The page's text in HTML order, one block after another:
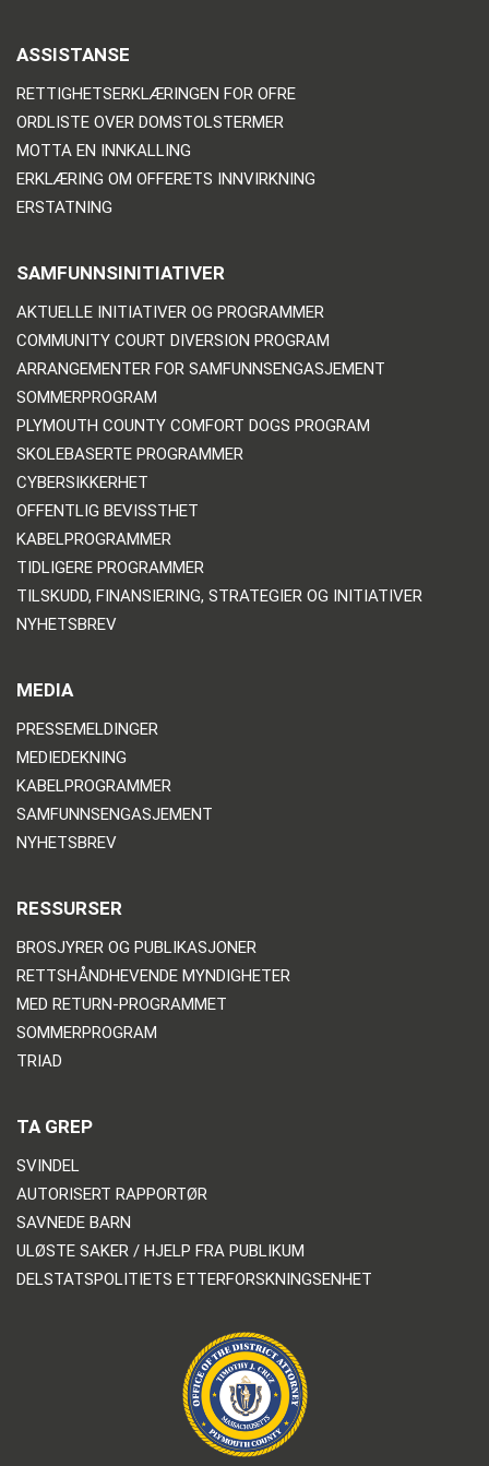
ASSISTANSE
RETTIGHETSERKLÆRINGEN FOR OFRE
ORDLISTE OVER DOMSTOLSTERMER
MOTTA EN INNKALLING
ERKLÆRING OM OFFERETS INNVIRKNING
ERSTATNING
SAMFUNNSINITIATIVER
AKTUELLE INITIATIVER OG PROGRAMMER
COMMUNITY COURT DIVERSION PROGRAM
ARRANGEMENTER FOR SAMFUNNSENGASJEMENT
SOMMERPROGRAM
PLYMOUTH COUNTY COMFORT DOGS PROGRAM
SKOLEBASERTE PROGRAMMER
CYBERSIKKERHET
OFFENTLIG BEVISSTHET
KABELPROGRAMMER
TIDLIGERE PROGRAMMER
TILSKUDD, FINANSIERING, STRATEGIER OG INITIATIVER
NYHETSBREV
MEDIA
PRESSEMELDINGER
MEDIEDEKNING
KABELPROGRAMMER
SAMFUNNSENGASJEMENT
NYHETSBREV
RESSURSER
BROSJYRER OG PUBLIKASJONER
RETTSHÅNDHEVENDE MYNDIGHETER
MED RETURN-PROGRAMMET
SOMMERPROGRAM
TRIAD
TA GREP
SVINDEL
AUTORISERT RAPPORTØR
SAVNEDE BARN
ULØSTE SAKER / HJELP FRA PUBLIKUM
DELSTATSPOLITIETS ETTERFORSKNINGSENHET